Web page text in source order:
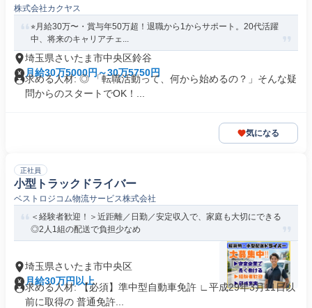
株式会社カクヤス
⭐︎月給30万〜・賞与年50万超！退職から1からサポート。20代活躍
中、将来のキャリアチェ...
埼玉県さいたま市中央区鈴谷
月給30万5000円～30万5750円
求める人材: ◎ 「転職活動って、何から始めるの？」そんな疑
問からのスタートでOK！...
気になる
正社員
小型トラックドライバー
ベストロジコム物流サービス株式会社
＜経験者歓迎！＞近距離／日勤／安定収入で、家庭も大切にできる
◎2人1組の配送で負担少なめ
埼玉県さいたま市中央区
月給30万円以上
求める人材: 【必須】準中型自動車免許 ∟平成29年3月11日以
前に取得の 普通免許...